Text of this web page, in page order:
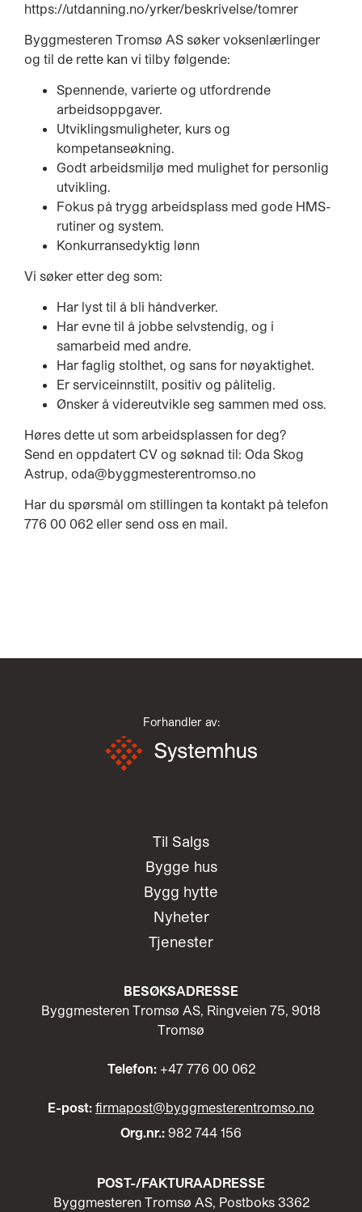
https://utdanning.no/yrker/beskrivelse/tomrer
Byggmesteren Tromsø AS søker voksenlærlinger
og til de rette kan vi tilby følgende:
Spennende, varierte og utfordrende
arbeidsoppgaver.
Utviklingsmuligheter, kurs og
kompetanseøkning.
Godt arbeidsmiljø med mulighet for personlig
utvikling.
Fokus på trygg arbeidsplass med gode HMS-
rutiner og system.
Konkurransedyktig lønn
Vi søker etter deg som:
Har lyst til å bli håndverker.
Har evne til å jobbe selvstendig, og i
samarbeid med andre.
Har faglig stolthet, og sans for nøyaktighet.
Er serviceinnstilt, positiv og pålitelig.
Ønsker å videreutvikle seg sammen med oss.
Høres dette ut som arbeidsplassen for deg?
Send en oppdatert CV og søknad til: Oda Skog
Astrup, oda@byggmesterentromso.no
Har du spørsmål om stillingen ta kontakt på telefon
776 00 062 eller send oss en mail.
Forhandler av:
Til Salgs
Bygge hus
Bygg hytte
Nyheter
Tjenester
BESØKSADRESSE
Byggmesteren Tromsø AS, Ringveien 75, 9018
Tromsø
Telefon: +47 776 00 062
E-post: firmapost@byggmesterentromso.no
Org.nr.: 982 744 156
POST-/FAKTURAADRESSE
Byggmesteren Tromsø AS, Postboks 3362